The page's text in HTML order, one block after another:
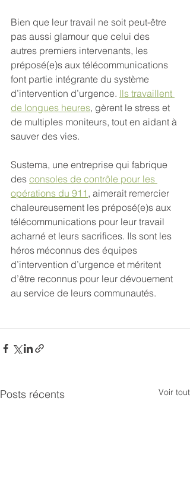
Bien que leur travail ne soit peut-être
pas aussi glamour que celui des
autres premiers intervenants, les
préposé(e)s aux télécommunications
font partie intégrante du système
d’intervention d’urgence. Ils travaillent
de longues heures, gèrent le stress et
de multiples moniteurs, tout en aidant à
sauver des vies.
Sustema, une entreprise qui fabrique
des consoles de contrôle pour les
opérations du 911 , aimerait remercier
chaleureusement les préposé(e)s aux
télécommunications pour leur travail
acharné et leurs sacrifices. Ils sont les
héros méconnus des équipes
d’intervention d’urgence et méritent
d’être reconnus pour leur dévouement
au service de leurs communautés.
Posts récents Voir tout